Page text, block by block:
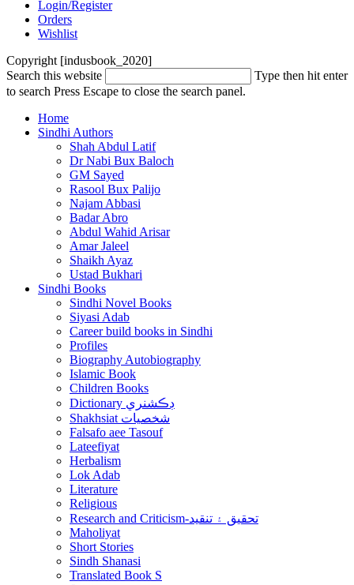
Login/Register
Orders
Wishlist
Copyright [indusbook_2020]
Search this website
Type then hit enter
to search Press Escape to close the search panel.
Home
Sindhi Authors
Shah Abdul Latif
Dr Nabi Bux Baloch
GM Sayed
Rasool Bux Palijo
Najam Abbasi
Badar Abro
Abdul Wahid Arisar
Amar Jaleel
Shaikh Ayaz
Ustad Bukhari
Sindhi Books
Sindhi Novel Books
Siyasi Adab
Career build books in Sindhi
Profiles
Biography Autobiography
Islamic Book
Children Books
Dictionary ڊڪشنري
Shakhsiat شخصيات
Falsafo aee Tasouf
Lateefiyat
Herbalism
Lok Adab
Literature
Religious
Research and Criticism-تحقيق ۽ تنقيد
Maholiyat
Short Stories
Sindh Shanasi
Translated Book S